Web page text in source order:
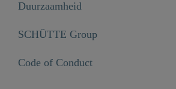
Duurzaamheid
SCHÜTTE Group
Code of Conduct